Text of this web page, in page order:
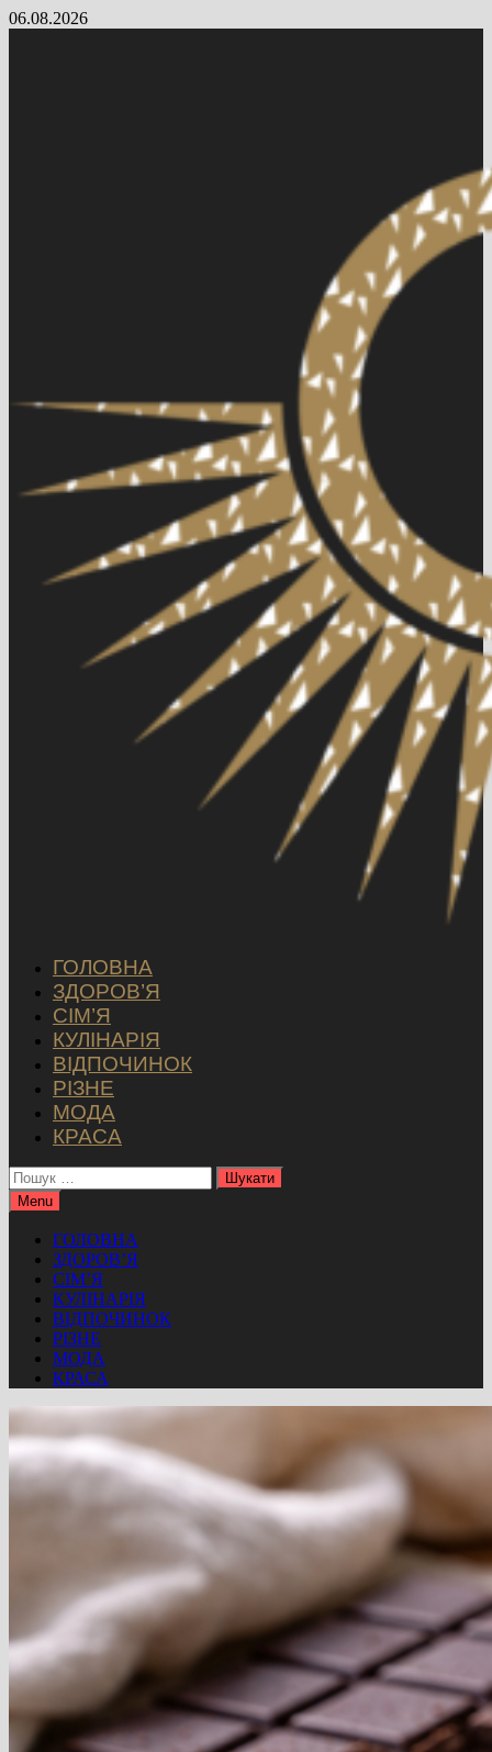
Skip
06.08.2026
ГОЛОВНА
ЗДОРОВ’Я
СІМ’Я
КУЛІНАРІЯ
ВІДПОЧИНОК
РІЗНЕ
МОДА
КРАСА
Пошук:
Menu
ГОЛОВНА
ЗДОРОВ’Я
СІМ’Я
КУЛІНАРІЯ
ВІДПОЧИНОК
РІЗНЕ
МОДА
КРАСА